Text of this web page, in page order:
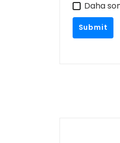
Daha